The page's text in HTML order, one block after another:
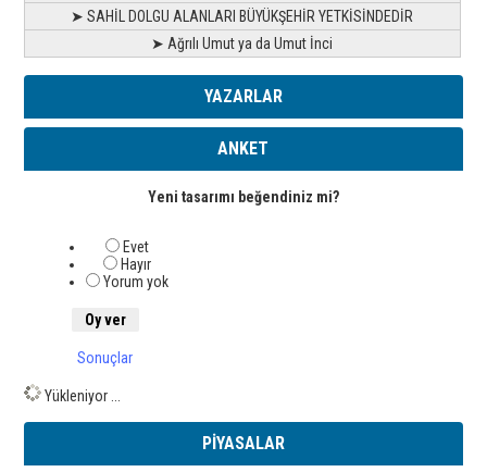
➤ SAHİL DOLGU ALANLARI BÜYÜKŞEHİR YETKİSİNDEDİR
➤ Ağrılı Umut ya da Umut İnci
YAZARLAR
ANKET
Yeni tasarımı beğendiniz mi?
Evet
Hayır
Yorum yok
Sonuçlar
Yükleniyor ...
PİYASALAR